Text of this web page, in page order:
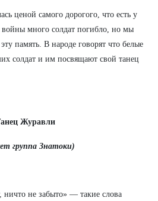
ценой самого дорогого, что есть у
много солдат погибло, но мы
память. В народе говорят что белые
солдат и им посвящают свой танец
Журавли
группа Знатоки)
ничто не забыто» — такие слова